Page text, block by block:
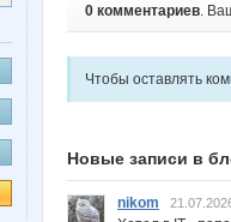
0 комментариев.
Чтобы оставлять
Новые записи в
nikom